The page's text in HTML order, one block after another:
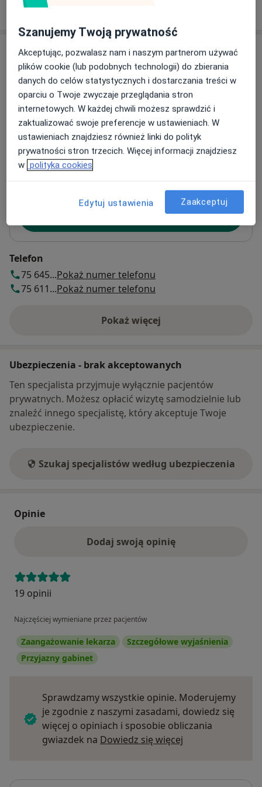
W jaki sposób ustalane są ceny?
Adresy (4)
Adres 1 Adres 2 Adres 3 Adres 4
KCM Clinic S.A.
ul. Bankowa 5-7,58-500Jelenia Góra
Dostępność
Pokaż kalendarz
Telefon
75 645...Pokaż numer telefonu
75 611...Pokaż numer telefonu
Pokaż więcej
o adresie
Ubezpieczenia - brak akceptowanych
Ten specjalista przyjmuje wyłącznie pacjentów
prywatnych. Możesz opłacić wizytę samodzielnie lub
znaleźć innego specjalistę, który akceptuje Twoje
ubezpieczenie.
Szukaj specjalistów według ubezpieczenia
Opinie
Dodaj swoją opinię
19 opinii
Najczęściej wymieniane przez pacjentów
Zaangażowanie lekarza
Szczegółowe wyjaśnienia
Przyjazny gabinet
Sprawdzamy wszystkie opinie. Moderujemy
je zgodnie z naszymi zasadami, dowiedz się
więcej o opiniach i sposobie obliczania
gwiazdek na Dowiedz się więcej
Szanujemy Twoją prywatność
Akceptując, pozwalasz nam i naszym partnerom używać
plików cookie (lub podobnych technologii) do zbierania
danych do celów statystycznych i dostarczania treści w
oparciu o Twoje zwyczaje przeglądania stron
internetowych. W każdej chwili możesz sprawdzić i
zaktualizować swoje preferencje w ustawieniach. W
ustawieniach znajdziesz również linki do polityk
prywatności stron trzecich. Więcej informacji znajdziesz
w polityka cookies
Edytuj ustawienia Zaakceptuj